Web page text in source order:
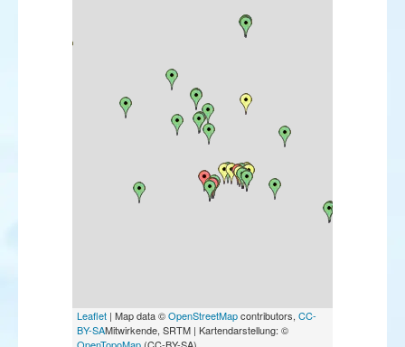
Fauvette épervière
Fauvette de Moltoni
Pouillot brun
Gobemouche à collier
Panure à moustaches
Etourneau roselin
Moineau cisalpin
Leaflet | Map data ©OpenStreetMapcontributors, CC-
BY-SAMitwirkende, SRTM | Kartendarstellung: ©